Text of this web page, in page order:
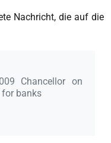
Nachricht, die auf die
Chancellor on
banks